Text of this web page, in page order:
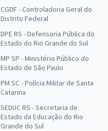
CGDF - Controladoria Geral do
Distrito Federal
DPE RS - Defensoria Pública do
Estado do Rio Grande do Sul
MP SP - Ministério Público do
Estado de São Paulo
PM SC - Polícia Militar de Santa
Catarina
SEDUC RS - Secretaria de
Estado da Educação do Rio
Grande do Sul